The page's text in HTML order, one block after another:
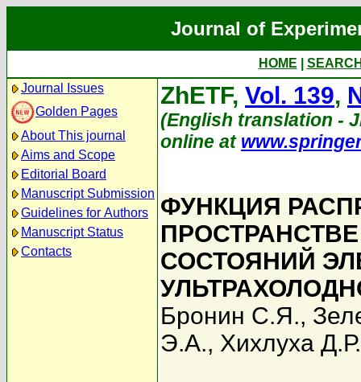
Journal of
HOME
Journal Issues
Golden Pages
About This journal
Aims and Scope
Editorial Board
Manuscript Submission
Guidelines for Authors
Manuscript Status
Contacts
ZhETF, Vol. 139,
(English translation -
online at
ФУНКЦИЯ
СОСТОЯНИЙ
Бронин С.Я.,
Э.А., Хихлуха Д.Р.